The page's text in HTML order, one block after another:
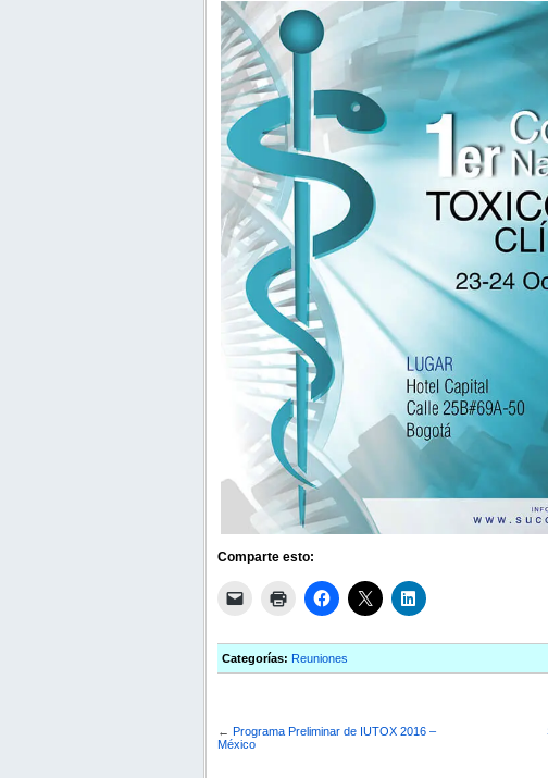
Comparte esto:
Categorías: Reuniones
← Programa Preliminar de IUTOX 2016 –
México